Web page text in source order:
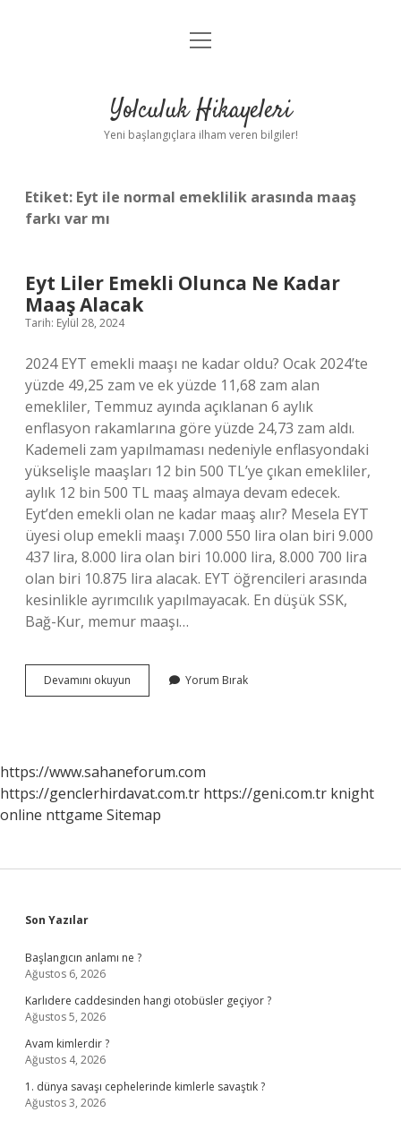
Anasayfa
Yasal Uyarı
menüyü
Yolculuk Hikayeleri
Yeni başlangıçlara ilham veren bilgiler!
Etiket: Eyt ile normal emeklilik arasında maaş
farkı var mı
Eyt Liler Emekli Olunca Ne Kadar
Maaş Alacak
Tarih: Eylül 28, 2024
2024 EYT emekli maaşı ne kadar oldu? Ocak 2024’te
yüzde 49,25 zam ve ek yüzde 11,68 zam alan
emekliler, Temmuz ayında açıklanan 6 aylık
enflasyon rakamlarına göre yüzde 24,73 zam aldı.
Kademeli zam yapılmaması nedeniyle enflasyondaki
yükselişle maaşları 12 bin 500 TL’ye çıkan emekliler,
aylık 12 bin 500 TL maaş almaya devam edecek.
Eyt’den emekli olan ne kadar maaş alır? Mesela EYT
üyesi olup emekli maaşı 7.000 550 lira olan biri 9.000
437 lira, 8.000 lira olan biri 10.000 lira, 8.000 700 lira
olan biri 10.875 lira alacak. EYT öğrencileri arasında
kesinlikle ayrımcılık yapılmayacak. En düşük SSK,
Bağ-Kur, memur maaşı…
Devamını okuyun
Liler
Maaş
Alacak
Yorum Bırak
https://www.sahaneforum.com
https://genclerhirdavat.com.tr https://geni.com.tr knight
online nttgame Sitemap
Sidebar
Son Yazılar
Başlangıcın anlamı ne ?
Ağustos 6, 2026
Karlıdere caddesinden hangi otobüsler geçiyor ?
Ağustos 5, 2026
Avam kimlerdir ?
Ağustos 4, 2026
1. dünya savaşı cephelerinde kimlerle savaştık ?
Ağustos 3, 2026